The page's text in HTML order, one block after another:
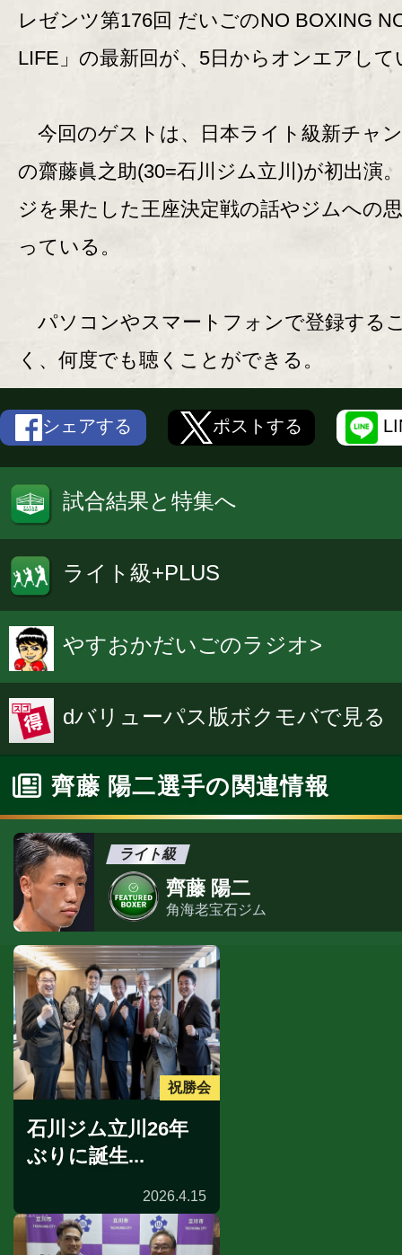
レゼンツ第176回 だいごのNO BOXING
LIFE」の最新回が、5日からオンエアして
今回のゲストは、日本ライト級新チャ
の齋藤眞之助(30=石川ジム立川)が初出演
ジを果たした王座決定戦の話やジムへの
っている。
パソコンやスマートフォンで登録する
く、何度でも聴くことができる。
シェアする ポストする
試合結果と特集へ
ライト級+PLUS
やすおかだいごのラジオ>
dバリューパス版ボクモバで見る
齊藤 陽二選手の関連情報
ライト級
齊藤 陽二
角海老宝石ジム
祝勝会
石川ジム立川26年
ぶりに誕生...
2026.4.15